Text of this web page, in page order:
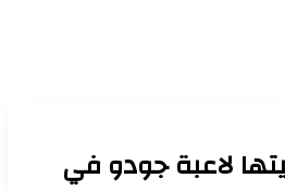
لاعبة جودو في